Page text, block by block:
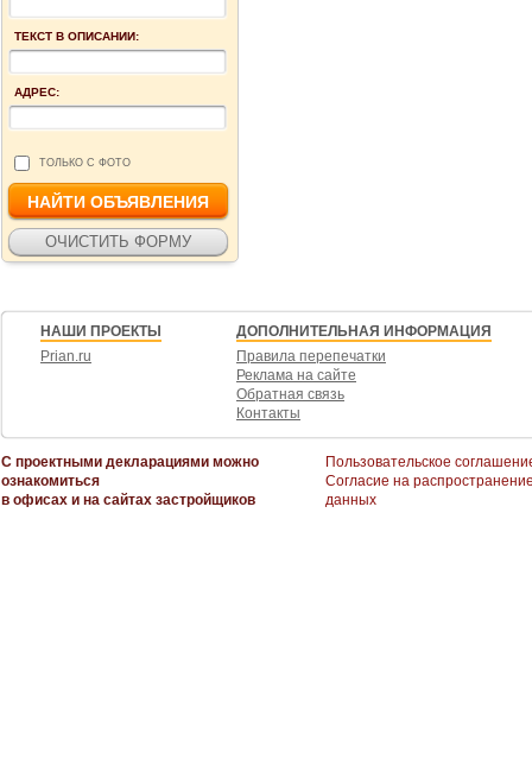
ТЕКСТ В ОПИСАНИИ:
АДРЕС:
ТОЛЬКО С ФОТО
НАШИ ПРОЕКТЫ
Prian.ru
ДОПОЛНИТЕЛЬНАЯ ИНФОРМАЦИЯ
Правила перепечатки
Реклама на сайте
Обратная связь
Контакты
С проектными декларациями можно
ознакомиться
в офисах и на сайтах застройщиков
Пользовательское
Согласие на
данных